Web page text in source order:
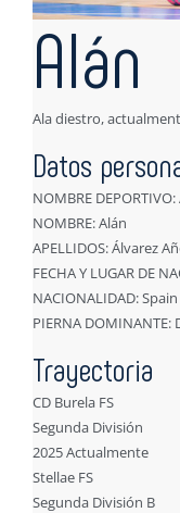
Alán
Ala diestro,
Datos
NOMBRE DEPORTIVO:
NOMBRE: Alán
APELLIDOS: Álvarez
FECHA Y LUGAR DE
NACIONALIDAD: Spain
PIERNA DOMINANTE:
Trayectoria
CD Burela FS
Segunda División
2025 Actualmente
Stellae FS
Segunda División B